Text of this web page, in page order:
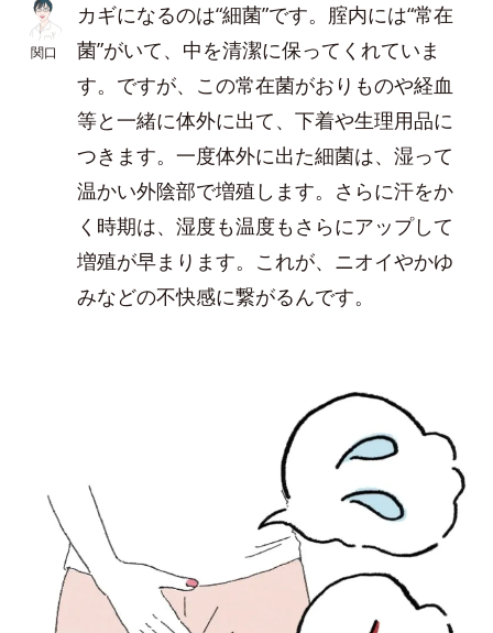
関口
カギになるのは“細菌”です。腟内には“常在
菌”がいて、中を清潔に保ってくれていま
す。ですが、この常在菌がおりものや経血
等と一緒に体外に出て、下着や生理用品に
つきます。一度体外に出た細菌は、湿って
温かい外陰部で増殖します。さらに汗をか
く時期は、湿度も温度もさらにアップして
増殖が早まります。これが、ニオイやかゆ
みなどの不快感に繋がるんです。